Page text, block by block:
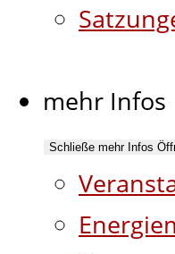
mehr Infos
Schließe mehr Infos